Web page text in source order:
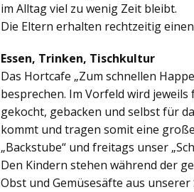
im Alltag viel zu wenig Zeit bleibt.
Die Eltern erhalten rechtzeitig
Essen, Trinken, Tischkultur
Das Hortcafe „Zum schnellen
besprechen. Im Vorfeld wird
gekocht, gebacken und selbst für
kommt und tragen somit eine
„Backstube“ und freitags unser
Den Kindern stehen während der
Obst und Gemüsesäfte aus unserer